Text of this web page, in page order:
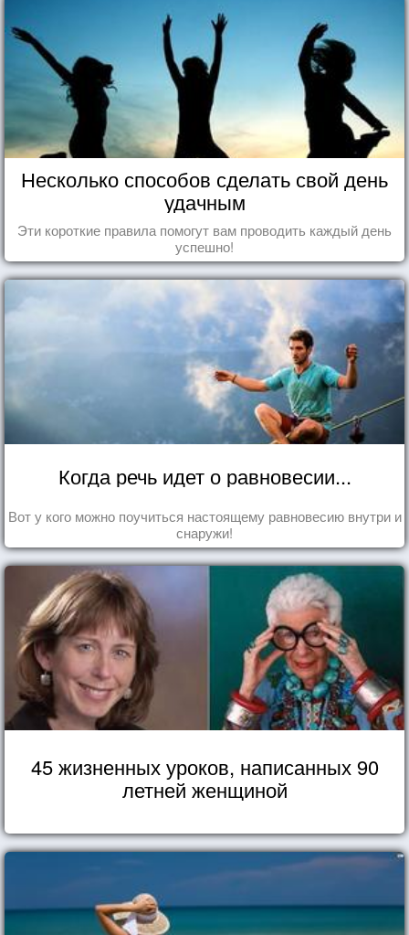
Несколько способов сделать свой день
удачным
Эти короткие правила помогут вам проводить каждый день
успешно!
Когда речь идет о равновесии...
Вот у кого можно поучиться настоящему равновесию внутри и
снаружи!
45 жизненных уроков, написанных 90
летней женщиной